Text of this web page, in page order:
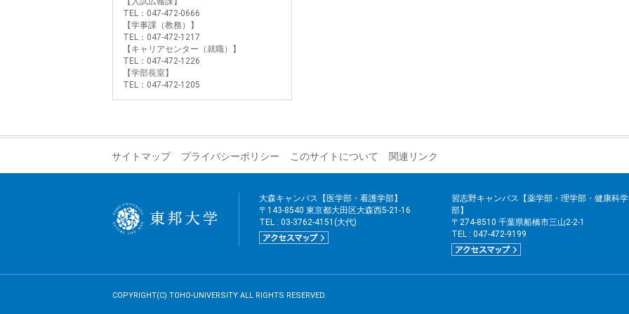
TEL：047-472-0666
【学事課（教務）】
TEL：047-472-1217
【キャリアセンター（就職）】
TEL：047-472-1226
【学部長室】
TEL：047-472-1205
サイトマップ プライバシーポリシー このサイトについて 関連リンク
大森キャンパス【医学部・看護学部】
〒143-8540 東京都大田区大森西5-21-16
TEL : 03-3762-4151(大代)
習志野キャンパス【薬学部・理学部・健康科学
部】
〒274-8510 千葉県船橋市三山2-2-1
TEL : 047-472-9199
COPYRIGHT(C) TOHO-UNIVERSITY ALL RIGHTS RESERVED.